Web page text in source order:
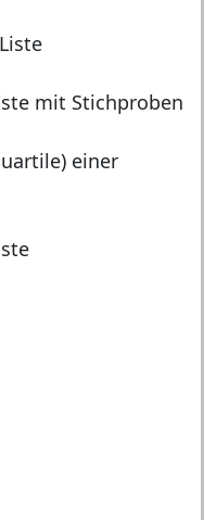
mit Stichproben
einer